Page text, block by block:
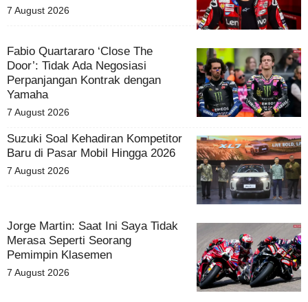
7 August 2026
Fabio Quartararo ‘Close The
Door’: Tidak Ada Negosiasi
Perpanjangan Kontrak dengan
Yamaha
7 August 2026
Suzuki Soal Kehadiran Kompetitor
Baru di Pasar Mobil Hingga 2026
7 August 2026
Jorge Martin: Saat Ini Saya Tidak
Merasa Seperti Seorang
Pemimpin Klasemen
7 August 2026